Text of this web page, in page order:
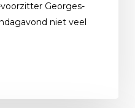
Georges-
niet veel